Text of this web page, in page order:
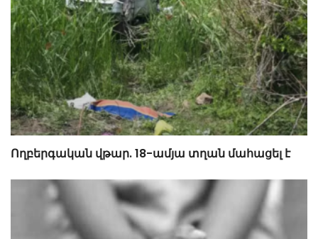
Ողբերգական վթար. 18-ամյա տղան մահացել է